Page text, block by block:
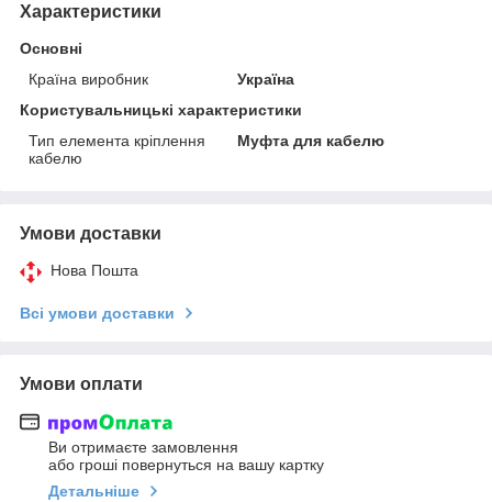
Характеристики
Основні
Країна виробник
Україна
Користувальницькі характеристики
Тип елемента кріплення
кабелю
Муфта для кабелю
Умови доставки
Нова Пошта
Всі умови доставки
Умови оплати
Ви отримаєте замовлення
або гроші повернуться на вашу картку
Детальніше